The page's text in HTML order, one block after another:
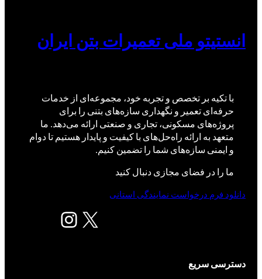
انستیتو ملی تعمیرات بتن ایران
با تکیه بر تخصص و تجربه خود، مجموعه‌ای از خدمات
حرفه‌ای تعمیر و نگهداری سازه‌های بتنی را برای
پروژه‌های مسکونی، تجاری و صنعتی ارائه می‌دهد. ما
متعهد به ارائه راه‌حل‌های با کیفیت و پایدار هستیم تا دوام
و ایمنی سازه‌های شما را تضمین کنیم.
ما را در فضای مجازی دنبال کنید
X اینستاگرم
دانلود فرم درخواست نمایندگی استانی
دسترسی سریع